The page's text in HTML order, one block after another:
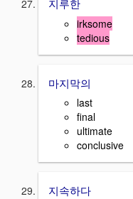
irksome
tedious
마지막의
last
final
ultimate
conclusive
지속하다